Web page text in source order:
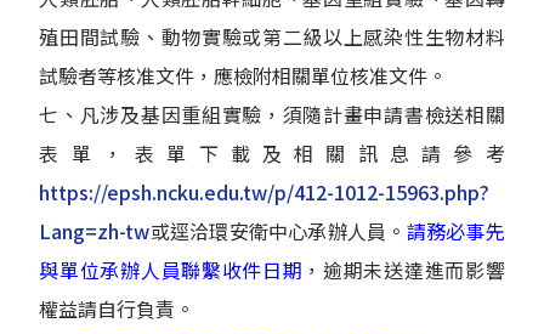
殖田間試驗、動物實驗或第二級以上感染性生物材料
試驗者等核准文件，應檢附相關單位核准文件。
七、凡涉及基因重組實驗，須隨計畫申請書檢送相關
表單，表單下載及相關訊息請參考
https://epsh.ncku.edu.tw/p/412-1012-15963.php?
Lang=zh-tw或逕洽環安衛中心承辦人員。 請務必事先
與單位承辦人員聯繫收件日期 ，逾期未送達進而影響
權益請自行負責。